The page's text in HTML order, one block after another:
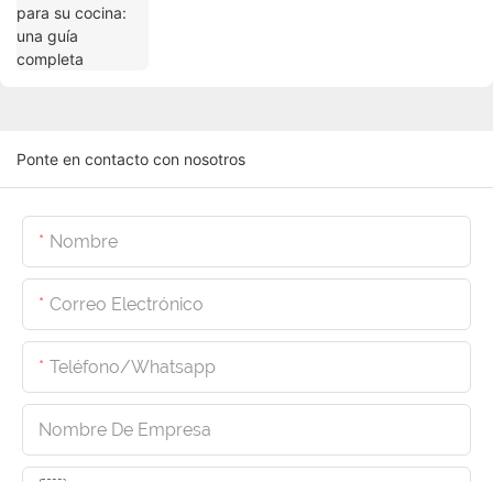
Ponte en contacto con nosotros
Nombre
Correo Electrónico
Teléfono/whatsapp
Nombre De Empresa